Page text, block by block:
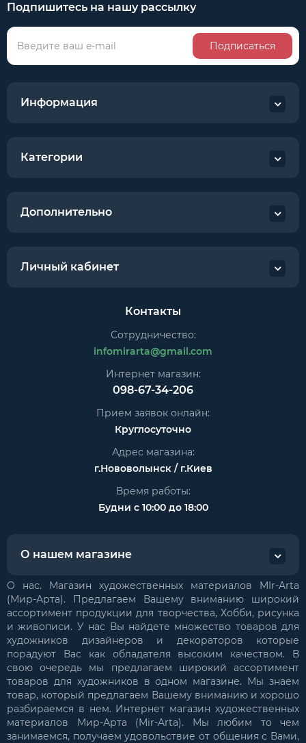
Подпишитесь на нашу рассылку
Подписаться
Информация
Категории
Дополнительно
Личный кабинет
Контакты
Сотрудничество:
infomirarta@gmail.com
Интернет магазин:
098-67-34-206
Прием заявок онлайн:
Круглосуточно
Адрес магазина:
г.Нововолынск / г.Киев
Время работы:
Будни с 10:00 до 18:00
О нашем магазине
О нас. Магазин художественных материалов MIr-Arta
(Мир-Арта). Предлагаем Вашему вниманию широкий
ассортимент продукции для творчества, Хобби, рисунка
и живописи. У нас Вы найдете множество товаров для
художников дизайнеров и декораторов которые
порадуют Вас как обладателя высоким качеством. В
свою очередь мы предлагаем широкий ассортимент
товаров для художников в одном магазине. Мы знаем
товар, который предлагаем Вашему вниманию и хорошо
разбираемся в нем. Интернет магазин художественных
материалов Мир-Арта (Mir-Arta). Мы любим то чем
занимаемся, получаем удовольствие от общения с Вами,